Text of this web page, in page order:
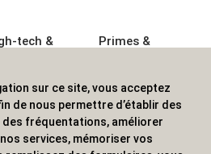
tech &
&
Primes &
Boisson
Textile &
Casquette
Accessoires de
sur ce site, vous acceptez
de nous permettre d’établir des
fréquentations, améliorer
services, mémoriser vos